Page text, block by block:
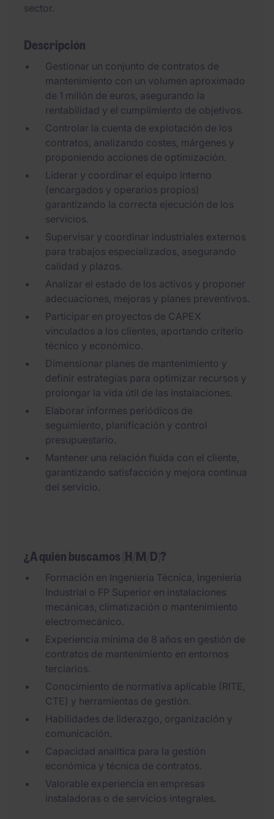
sector.
Descripción
Gestionar un conjunto de contratos de
mantenimiento con un volumen aproximado
de 1 millón de euros, asegurando la
rentabilidad y el cumplimiento de objetivos.
Controlar la cuenta de explotación de los
contratos, analizando costes, márgenes y
proponiendo acciones de optimización.
Liderar y coordinar el equipo interno
(encargados y operarios propios)
garantizando la correcta ejecución de los
servicios.
Supervisar y coordinar industriales externos
para trabajos especializados, asegurando
calidad y plazos.
Analizar el estado de los activos y proponer
adecuaciones, mejoras y planes preventivos.
Participar en proyectos de CAPEX
vinculados a los clientes, aportando criterio
técnico y económico.
Dimensionar planes de mantenimiento y
definir estrategias para optimizar recursos y
prolongar la vida útil de las instalaciones.
Elaborar informes periódicos de
seguimiento, planificación y control
presupuestario.
Mantener una relación fluida con el cliente,
garantizando satisfacción y mejora continua
del servicio.
¿A quién buscamos (H/M/D)?
Formación en Ingeniería Técnica, Ingeniería
Industrial o FP Superior en instalaciones
mecánicas, climatización o mantenimiento
electromecánico.
Experiencia mínima de 8 años en gestión de
contratos de mantenimiento en entornos
terciarios.
Conocimiento de normativa aplicable (RITE,
CTE) y herramientas de gestión.
Habilidades de liderazgo, organización y
comunicación.
Capacidad analítica para la gestión
económica y técnica de contratos.
Valorable experiencia en empresas
instaladoras o de servicios integrales.